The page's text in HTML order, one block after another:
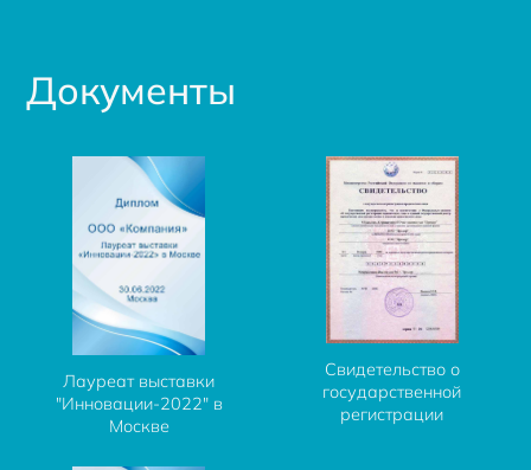
Документы
Лауреат выставки
"Инновации-2022" в
Москве
Свидетельство о
государственной
регистрации